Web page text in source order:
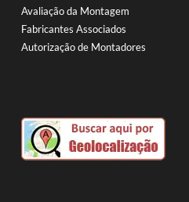
Avaliação da Montagem
Fabricantes Associados
Autorização de Montadores